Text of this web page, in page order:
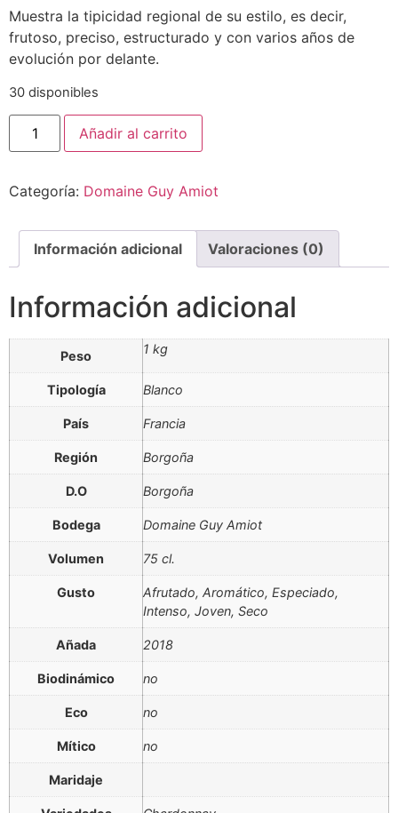
Muestra la tipicidad regional de su estilo, es decir,
frutoso, preciso, estructurado y con varios años de
evolución por delante.
30 disponibles
Domaine
Guy
Amiot
Cuvée
cantidad
Añadir al carrito
Categoría: Domaine Guy Amiot
Información adicional Valoraciones (0)
Información adicional
Peso 1 kg
Tipología Blanco
País Francia
Región Borgoña
D.O Borgoña
Bodega Domaine Guy Amiot
Volumen 75 cl.
Gusto
Afrutado, Aromático, Especiado,
Intenso, Joven, Seco
Añada 2018
Biodinámico no
Eco no
Mítico no
Maridaje